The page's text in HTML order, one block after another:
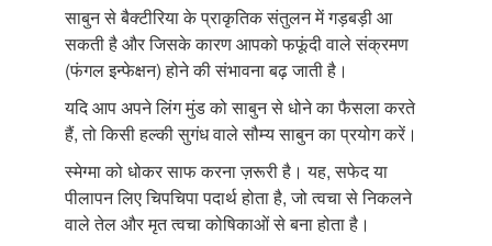
साबुन से बैक्टीरिया के प्राकृतिक संतुलन में गड़बड़ी आ
सकती है और जिसके कारण आपको फफूंदी वाले संक्रमण
(फंगल इन्फेक्षन) होने की संभावना बढ़ जाती है।
यदि आप अपने लिंग मुंड को साबुन से धोने का फैसला करते
हैं, तो किसी हल्की सुगंध वाले सौम्य साबुन का प्रयोग करें।
स्मेग्मा को धोकर साफ करना ज़रूरी है। यह, सफेद या
पीलापन लिए चिपचिपा पदार्थ होता है, जो त्वचा से निकलने
वाले तेल और मृत त्वचा कोषिकाओं से बना होता है।